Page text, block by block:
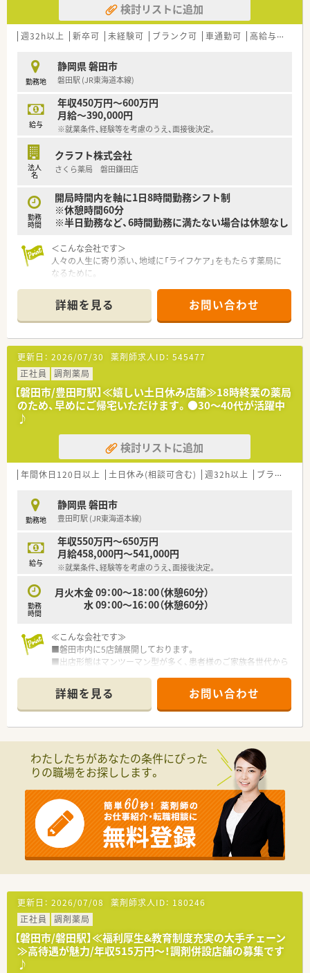
システム改修が必要な制度変更があった場合も、迅速に対応でき
る強みを生かしていきます。
★刷新された新規採用者研修
中途入社ならではの悩みを解消し、さくら薬局グループのビジョ
ンや社内規定などをご案内。
同期入社の方との繋がりを踏まえ、『さくら薬局の薬剤師』とし
て、安心してキャリアをスタートいただくための研修です。
店舗OJT・フォローアップや通常の社内研修と絡めて中途入社専
門の体系的な研修をご用意。
★業界トップクラスの認定薬局数と盤石化を図る組織体制
地域に根差した調剤薬局です。
がん診療連携拠点病院等との密な連携を行いつつ、より高度な薬
学管理や、
連携薬局も取得しています。
本社から業界動向などの情報が常に発信されており、患者様や医
療機関と信頼関係を築きやすい体制があるのも、
★安心して働ける環境と福利厚生制度
年間休日が「126日」と業界トップクラスのさくら薬局では産休・
長く働き続けるための環境づくりを考え、ライフステージに応じ
た福利厚生をご用意しています。
また、患者さまへの想いをカタチにする「リトルチャレンジ制
度」では「現場主義」を念頭に、
地域・店舗ごとに異なる患者さまのニーズやスタッフの思いを実
現する取り組みも行っています。
ップをご用意しております。
こうした働きやすい環境づくりに力を入れている『さくら薬局グ
ループ』でご活躍されてみませんか？
検討リストに追加
週32h以上 新卒可 未経験可 ブランク可 車通勤可 高給与(600万円以上)
勤務地
静岡県 磐田市
磐田駅 (JR東海道本線)
給与
年収450万円～600万円
月給～390,000円
※就業条件、経験等を考慮のうえ、面接後決定。
法人
名
クラフト株式会社
さくら薬局 磐田鎌田店
勤務
時間
開局時間内を軸に1日8時間勤務シフト制
※休憩時間60分
※半日勤務など、6時間勤務に満たない場合は休憩なし
＜こんな会社です＞
人々の人生に寄り添い、地域に「ライフケア」をもたらす薬局に
なるために。
りひとりの人生に寄り添い、質の高い医療サービスを届ける薬剤
師を求め育てています。
＜特徴・ポイントのご紹介＞
★薬剤師を守る独自システム
業務をサポートするために様々なシステムを独自開発していま
す。
その一つが約20年前から導入され、進化を続けている調剤シス
テム「SPITS」。
処方箋受付から一連の調剤業務を連動させ、業務効率化を図るほ
調剤過誤防止機能を高め、患者様と働くスタッフを守っていま
システム改修が必要な制度変更があった場合も、迅速に対応でき
る強みを生かしていきます。
★刷新された新規採用者研修
中途入社ならではの悩みを解消し、さくら薬局グループのビジョ
ンや社内規定などをご案内。
同期入社の方との繋がりを踏まえ、『さくら薬局の薬剤師』とし
て、安心してキャリアをスタートいただくための研修です。
店舗OJT・フォローアップや通常の社内研修と絡めて中途入社専
門の体系的な研修をご用意。
★業界トップクラスの認定薬局数と盤石化を図る組織体制
です。
がん診療連携拠点病院等との密な連携を行いつつ、より高度な薬
学管理や、
連携薬局も取得しています。
本社から業界動向などの情報が常に発信されており、患者様や医
療機関と信頼関係を築きやすい体制があるのも認定薬局が増え
年間休日が「126日相当時間」と業界トップクラスのさくら薬局
では産休・育休の希望取得率も100％！長く働き続けるための環
境づくりを考え、ライフステージに応じた福利厚生をご用意して
います。
また、患者さまへの想いをカタチにする「リトルチャレンジ制
度」では「現場主義」を念頭に、
地域・店舗ごとに異なる患者さまのニーズやスタッフの思いを実
現する取り組みも行っています。
入社後もひとりひとりの薬剤師像に近しい多彩なキャリアステ
ループ』でご活躍されてみませんか？
詳細を見る お問い合わせ
更新日： 2026/07/30 薬剤師求人ID： 545477
正社員
調剤薬局
【磐田市/豊田町駅】≪嬉しい土日休み店舗≫18時終業の薬局
のため、早めにご帰宅いただけます。●30～40代が活躍中
♪
検討リストに追加
年間休日120日以上 土日休み(相談可含む) 週32h以上 ブランク可
勤務地
静岡県 磐田市
豊田町駅 (JR東海道本線)
給与
年収550万円～650万円
月給458,000円～541,000円
※就業条件、経験等を考慮のうえ、面接後決定。
勤務
時間
月火木金 09：00～18：00（休憩60分）
水 09：00～16：00（休憩60分）
≪こんな会社です≫
■磐田市内に5店舗展開しております。
■出店形態はマンツーマン型が多く、患者様のご家族各世代から
■かかりつけ薬局として従業員は積極的に認定薬剤師を取得し
ております。
■今後も同地域に根ざした地域医療、無理な異動の心配もござい
ません。
詳細を見る お問い合わせ
わたしたちがあなたの条件にぴった
りの職場をお探しします。
更新日： 2026/07/08 薬剤師求人ID： 180246
正社員
調剤薬局
【磐田市/磐田駅】≪福利厚生&教育制度充実の大手チェーン
≫高待遇が魅力/年収515万円～！調剤併設店舗の募集です
♪